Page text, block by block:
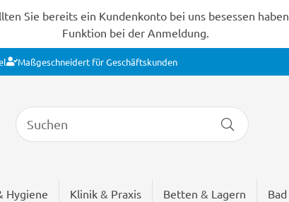
Sie bereits ein Kundenkonto bei uns besessen
Funktion bei der Anmeldung.
Maßgeschneidert für Geschäftskunden
Hygiene Klinik & Praxis Betten & Lagern